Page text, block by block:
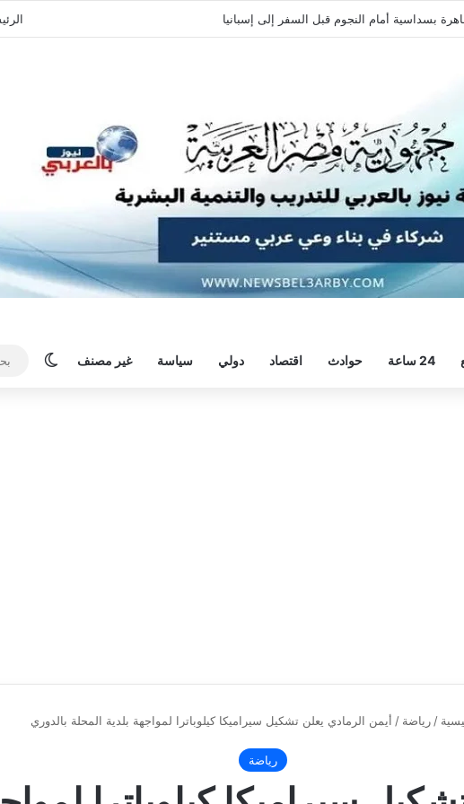
وديًا استعدادًا للموسم الجديد
24 ساعة حوادث اقتصاد دولي سياسة غير مصنف الوضع
/ رياضة / أيمن الرمادي يعلن تشكيل سيراميكا كيلوباترا لمواجهة بلدية المحلة بالدوري
رياضة